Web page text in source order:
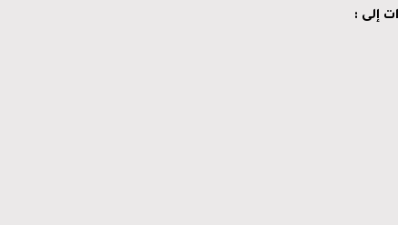
إلى :